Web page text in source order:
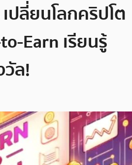
ปลี่ยนโลกคริปโต
Earn เรียนรู้
วัล!